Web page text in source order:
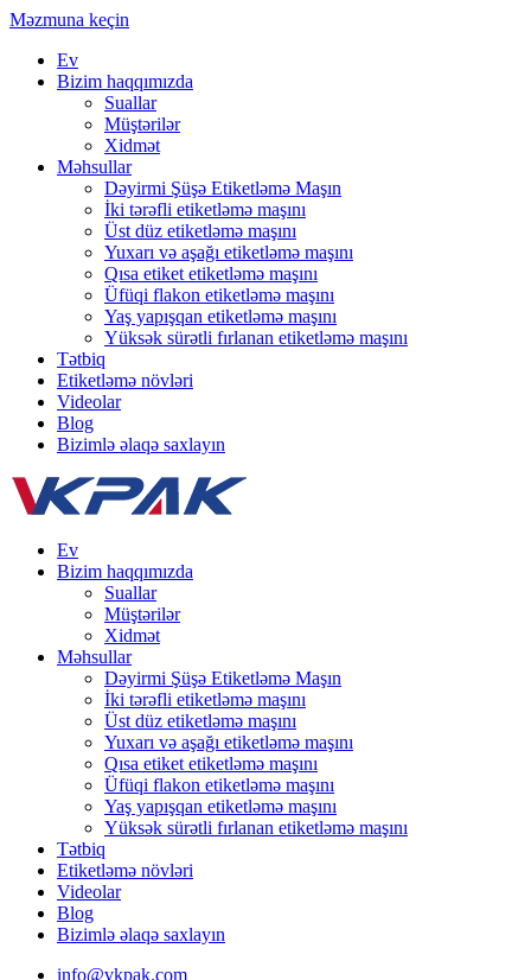
Məzmuna keçin
Ev
Bizim haqqımızda
Suallar
Müştərilər
Xidmət
Məhsullar
Dəyirmi Şüşə Etiketləmə Maşın
İki tərəfli etiketləmə maşını
Üst düz etiketləmə maşını
Yuxarı və aşağı etiketləmə maşını
Qısa etiket etiketləmə maşını
Üfüqi flakon etiketləmə maşını
Yaş yapışqan etiketləmə maşını
Yüksək sürətli fırlanan etiketləmə maşını
Tətbiq
Etiketləmə növləri
Videolar
Blog
Bizimlə əlaqə saxlayın
Ev
Bizim haqqımızda
Suallar
Müştərilər
Xidmət
Məhsullar
Dəyirmi Şüşə Etiketləmə Maşın
İki tərəfli etiketləmə maşını
Üst düz etiketləmə maşını
Yuxarı və aşağı etiketləmə maşını
Qısa etiket etiketləmə maşını
Üfüqi flakon etiketləmə maşını
Yaş yapışqan etiketləmə maşını
Yüksək sürətli fırlanan etiketləmə maşını
Tətbiq
Etiketləmə növləri
Videolar
Blog
Bizimlə əlaqə saxlayın
info@vkpak.com